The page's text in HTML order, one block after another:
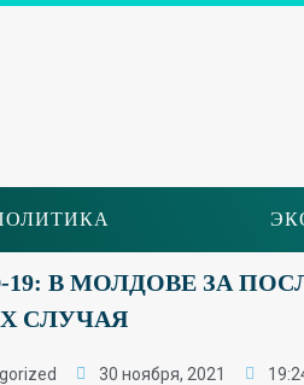
19: В МОЛДОВЕ ЗА
СЛУЧАЯ
30 ноября, 2021